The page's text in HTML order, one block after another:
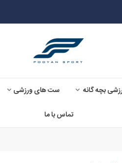
بچه گانه ست های ورزشی
تماس با ما